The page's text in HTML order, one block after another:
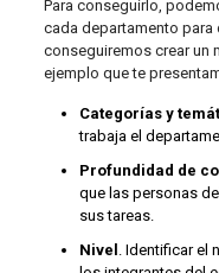
Para conseguirlo,
cada departamento para
conseguiremos crear un
ejemplo que te
Categorías y
trabaja el
Profundidad de
que las personas
sus tareas.
Nivel . Identificar